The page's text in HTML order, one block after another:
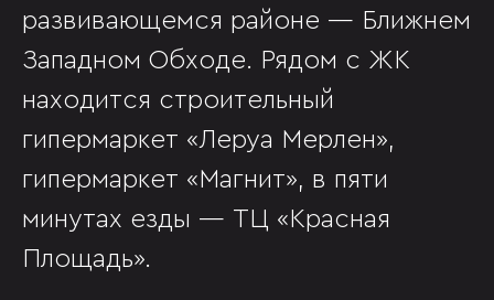
развивающемся районе — Ближнем
Западном Обходе. Рядом с ЖК
находится строительный
гипермаркет «Леруа Мерлен»,
гипермаркет «Магнит», в пяти
минутах езды — ТЦ «Красная
Площадь».